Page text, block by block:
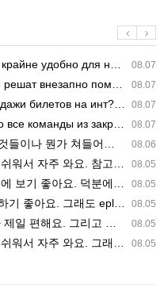
08.07
для нашего часово…
08.07
поменять. https:/…
08.07
на инт? https://g…
08.07
из закрытых квали…
08.06
아차리기 위함이지 저걸 전쟁준비라고 하…
08.05
츠중계 정보 확인할 때 출처 꼭 체크해요.…
08.05
볼 때 공식 중계 채널 먼저 찾아봐요. …
08.05
공식 중계 채널 먼저 찾아봐요. 북마크…
08.05
정보 확인할 때 출처 꼭 체크해요. 앞…
08.05
계도 정식 서비스로 봐야 안전해요. 다음…